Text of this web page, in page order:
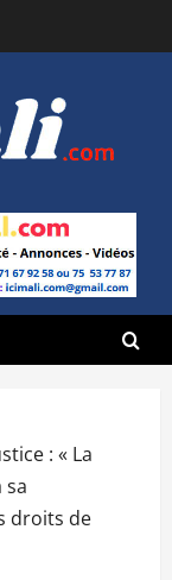
: « La
sa
droits de